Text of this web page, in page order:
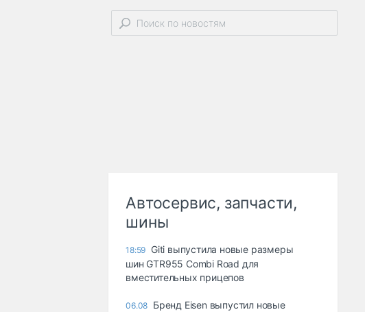
Автосервис, запчасти,
шины
18:59 Giti выпустила новые размеры
шин GTR955 Combi Road для
вместительных прицепов
06.08 Бренд Eisen выпустил новые